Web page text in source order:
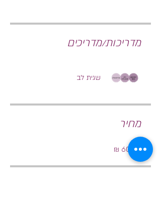
מדריכות/מדריכים
שגית לב
מחיר